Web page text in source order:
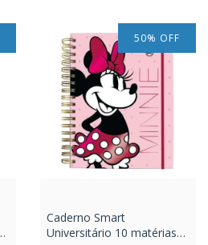
50% OFF
Caderno Smart
Universitário 10 matérias